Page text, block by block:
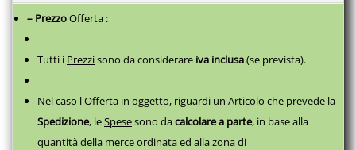
– PrezzoOfferta :
Tutti i Prezzisono da considerare iva inclusa(se prevista).
Nel caso l'Offerta in oggetto, riguardi un Articolo che prevede la
Spedizione, leSpesesono dacalcolare a parte, in base alla
quantità della merce ordinata ed alla zona di